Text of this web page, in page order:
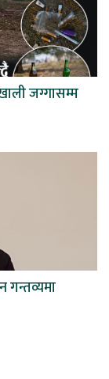
जग्गासम्म
गन्तव्यमा